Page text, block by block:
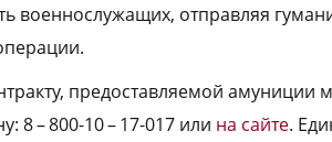
военнослужащих, отправляя
предоставляемой амуниции
8 – 800-10 – 17-017 или на сайте.